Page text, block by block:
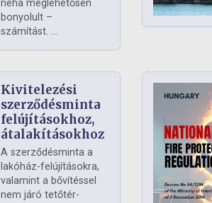
néha meglehetősen
bonyolult –
számítást. ...
Kivitelezési
szerződésminta
felújításokhoz,
átalakításokhoz
A szerződésminta a
lakóház-felújításokra,
valamint a bővítéssel
nem járó tetőtér-